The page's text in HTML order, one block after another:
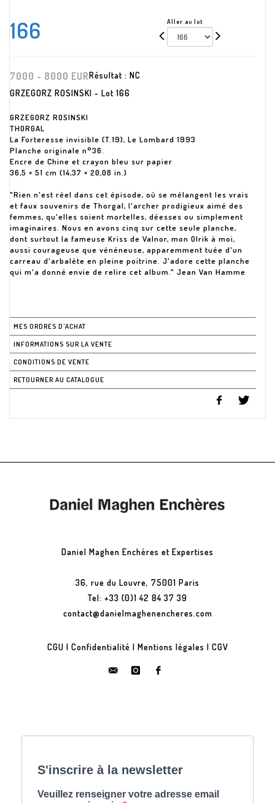
166 Aller au lot
7000 - 8000 EURRésultat : NC
GRZEGORZ ROSINSKI - Lot 166
GRZEGORZ ROSINSKI
THORGAL
La Forteresse invisible (T.19), Le Lombard 1993
Planche originale n°36.
Encre de Chine et crayon bleu sur papier
36,5 × 51 cm (14,37 × 20,08 in.)
"Rien n'est réel dans cet épisode, où se mélangent les vrais
et faux souvenirs de Thorgal, l'archer prodigieux aimé des
femmes, qu'elles soient mortelles, déesses ou simplement
imaginaires. Nous en avons cinq sur cette seule planche,
dont surtout la fameuse Kriss de Valnor, mon Olrik à moi,
aussi courageuse que vénéneuse, apparemment tuée d'un
carreau d'arbalète en pleine poitrine. J'adore cette planche
qui m'a donné envie de relire cet album." Jean Van Hamme
MES ORDRES D'ACHAT
INFORMATIONS SUR LA VENTE
CONDITIONS DE VENTE
RETOURNER AU CATALOGUE
Daniel Maghen Enchères et Expertises
36, rue du Louvre, 75001 Paris
Tel: +33 (0)1 42 84 37 39
contact@danielmaghenencheres.com
CGU | Confidentialité | Mentions légales | CGV